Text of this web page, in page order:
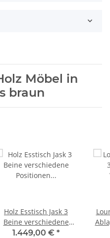
Möbel in
braun
Holz Esstisch Jask 3
Beine verschiedene
Positionen Walnuss
1.449,00 € *